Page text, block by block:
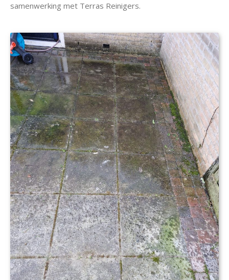
samenwerking met Terras Reinigers.